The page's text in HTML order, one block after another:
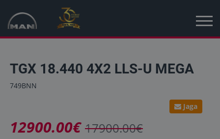
Kampaania
Kasutatud sõidukid
TGX 18.440 4X2 LLS-U MEGA
749BNN
Jaga
12900.00€ 17900.00€